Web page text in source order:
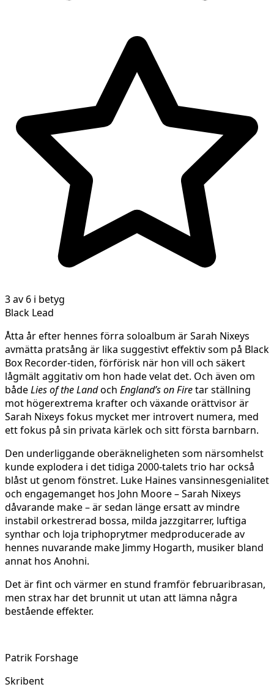
3 av 6 i betyg
Black Lead
Åtta år efter hennes förra soloalbum är Sarah Nixeys
avmätta pratsång är lika suggestivt effektiv som på Black
Box Recorder-tiden, förförisk när hon vill och säkert
lågmält aggitativ om hon hade velat det. Och även om
bådeLies of the Landoch England’s on Firetar ställning
mot högerextrema krafter och växande orättvisor är
Sarah Nixeys fokus mycket mer introvert numera, med
ett fokus på sin privata kärlek och sitt första barnbarn.
Den underliggande oberäkneligheten som närsomhelst
kunde explodera i det tidiga 2000-talets trio har också
blåst ut genom fönstret. Luke Haines vansinnesgenialitet
och engagemanget hos John Moore – Sarah Nixeys
dåvarande make – är sedan länge ersatt av mindre
instabil orkestrerad bossa, milda jazzgitarrer, luftiga
synthar och loja triphoprytmer medproducerade av
hennes nuvarande make Jimmy Hogarth, musiker bland
annat hos Anohni.
Det är fint och värmer en stund framför februaribrasan,
men strax har det brunnit ut utan att lämna några
bestående effekter.
Patrik Forshage
Skribent